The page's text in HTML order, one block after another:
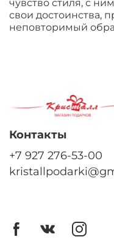
чувство стиля, с
свои достоинства,
неповторимый
Контакты
+7 927 276-53-00